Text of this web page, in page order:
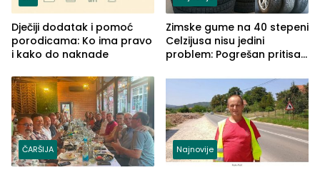
Dječiji dodatak i pomoć
porodicama: Ko ima pravo
i kako do naknade
Zimske gume na 40 stepeni
Celzijusa nisu jedini
problem: Pogrešan pritisak
ČARŠIJA Najnovije